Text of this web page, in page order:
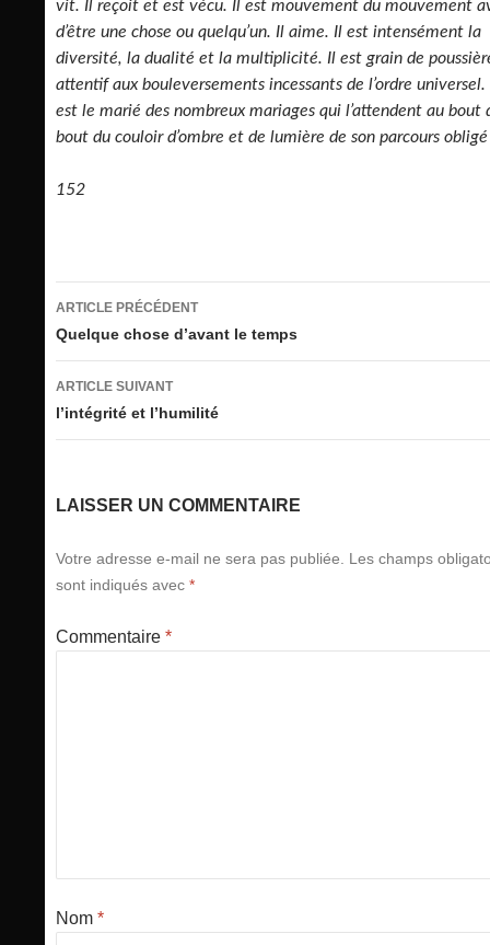
vit. Il reçoit et est vécu. Il est mouvement du mouvement
d’être une chose ou quelqu’un. Il aime. Il est intensément la
diversité, la dualité et la multiplicité. Il est grain de
attentif aux bouleversements incessants de l’ordre universel.
est le marié des nombreux mariages qui l’attendent au bout
bout du couloir d’ombre et de lumière de son parcours
152
Navigation
des
articles
ARTICLE PRÉCÉDENT
Quelque chose d’avant le temps
ARTICLE SUIVANT
l’intégrité et l’humilité
LAISSER UN COMMENTAIRE
Votre adresse e-mail ne sera pas publiée.
Les champs
sont indiqués avec *
Commentaire *
Nom *